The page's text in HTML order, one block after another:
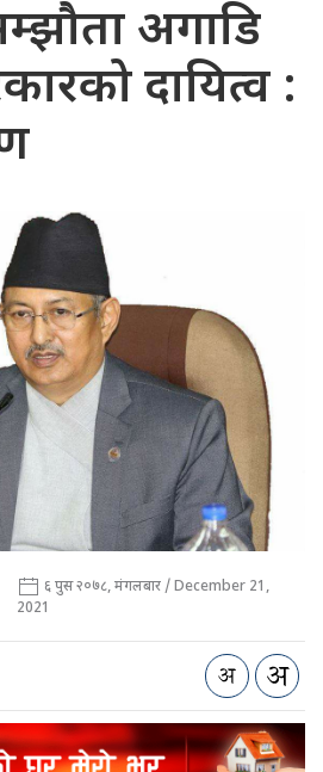
अगाडि
दायित्व :
६ पुस २०७८, मंगलबार / December 21,
2021